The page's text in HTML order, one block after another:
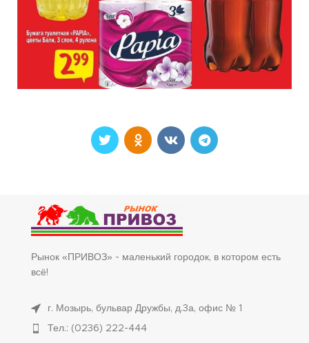
Рынок «ПРИВОЗ» - маленький городок, в котором есть
всё!
г. Мозырь, бульвар Дружбы, д.3а, офис № 1
Тел.: (0236) 222-444